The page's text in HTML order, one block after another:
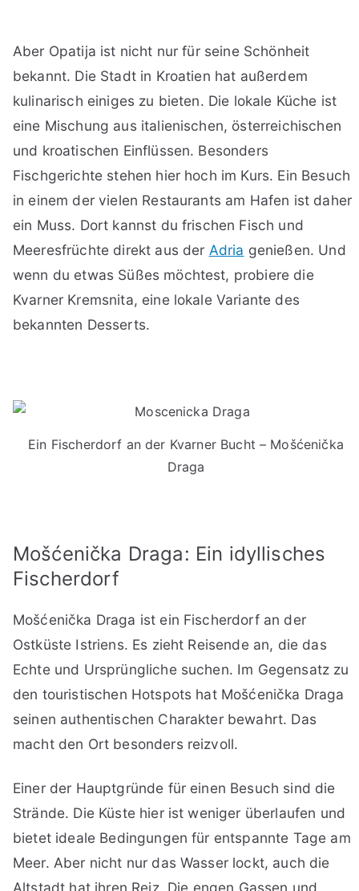
Aber Opatija ist nicht nur für seine Schönheit
bekannt. Die Stadt in Kroatien hat außerdem
kulinarisch einiges zu bieten. Die lokale Küche ist
eine Mischung aus italienischen, österreichischen
und kroatischen Einflüssen. Besonders
Fischgerichte stehen hier hoch im Kurs. Ein Besuch
in einem der vielen Restaurants am Hafen ist daher
ein Muss. Dort kannst du frischen Fisch und
Meeresfrüchte direkt aus der Adria genießen. Und
wenn du etwas Süßes möchtest, probiere die
Kvarner Kremsnita, eine lokale Variante des
bekannten Desserts.
Ein Fischerdorf an der Kvarner Bucht – Mošćenička
Draga
Mošćenička Draga: Ein idyllisches
Fischerdorf
Mošćenička Draga ist ein Fischerdorf an der
Ostküste Istriens. Es zieht Reisende an, die das
Echte und Ursprüngliche suchen. Im Gegensatz zu
den touristischen Hotspots hat Mošćenička Draga
seinen authentischen Charakter bewahrt. Das
macht den Ort besonders reizvoll.
Einer der Hauptgründe für einen Besuch sind die
Strände. Die Küste hier ist weniger überlaufen und
bietet ideale Bedingungen für entspannte Tage am
Meer. Aber nicht nur das Wasser lockt, auch die